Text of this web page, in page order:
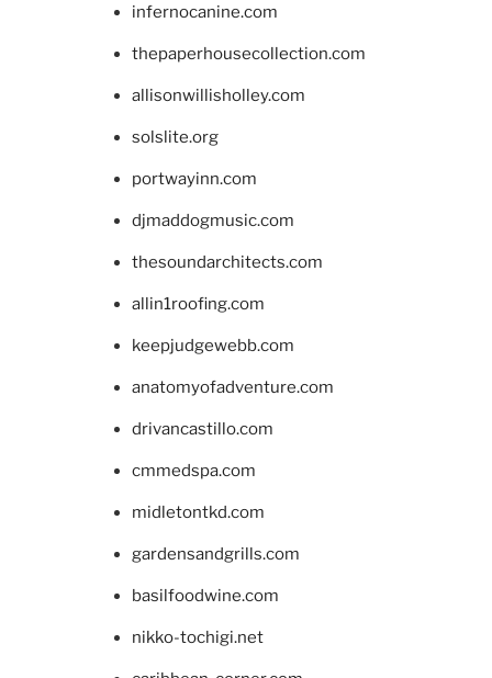
infernocanine.com
thepaperhousecollection.com
allisonwillisholley.com
solslite.org
portwayinn.com
djmaddogmusic.com
thesoundarchitects.com
allin1roofing.com
keepjudgewebb.com
anatomyofadventure.com
drivancastillo.com
cmmedspa.com
midletontkd.com
gardensandgrills.com
basilfoodwine.com
nikko-tochigi.net